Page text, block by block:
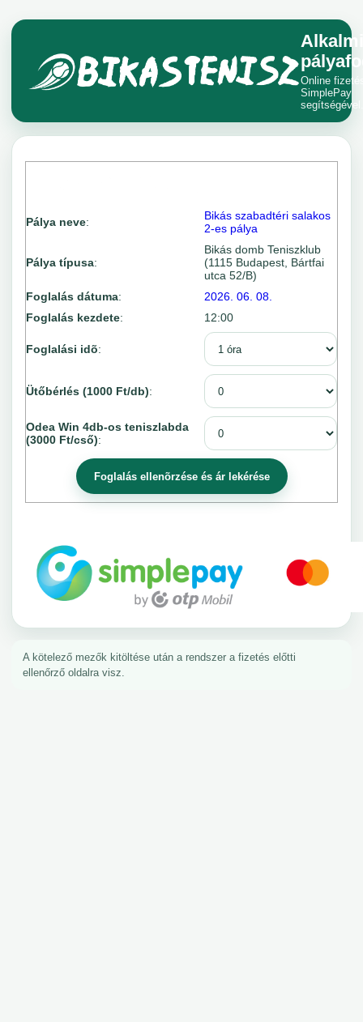
Alkalmi
Online
SimplePay
segítségével.
Pálya neve:
Bikás szabadtéri salakos
2-es pálya
Pálya típusa:
Bikás domb Teniszklub
(1115 Budapest, Bártfai
utca 52/B)
Foglalás dátuma:
2026. 06. 08.
Foglalás kezdete: 12:00
Foglalási idõ:
Ütőbérlés (1000 Ft/db):
Odea Win 4db-os teniszlabda
(3000 Ft/cső):
A kötelező mezők kitöltése után a rendszer a fizetés előtti
ellenőrző oldalra visz.